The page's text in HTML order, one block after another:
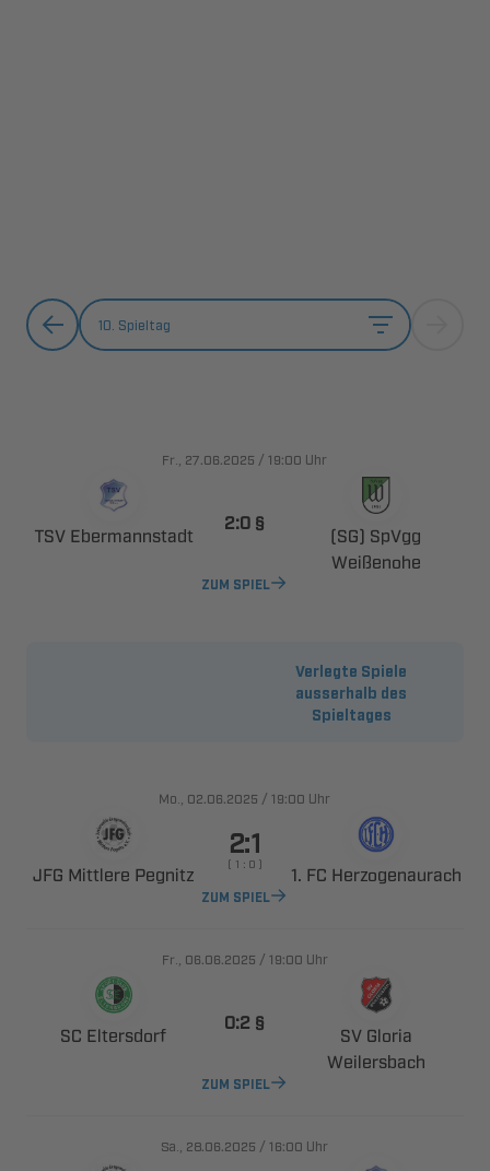
10. Spieltag
.,  / Uhr
 
 
 

ZUM SPIEL
Verlegte Spiele
ausserhalb des
Spieltages
.,  / Uhr
  

       
ZUM SPIEL
.,  /  Uhr
 
 
 

ZUM SPIEL
.,  / Uhr